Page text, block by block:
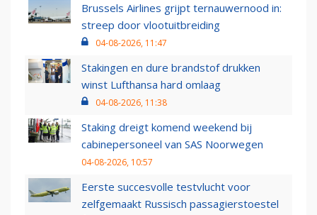
Brussels Airlines grijpt ternauwernood in:
streep door vlootuitbreiding
04-08-2026, 11:47
Stakingen en dure brandstof drukken
winst Lufthansa hard omlaag
04-08-2026, 11:38
Staking dreigt komend weekend bij
cabinepersoneel van SAS Noorwegen
04-08-2026, 10:57
Eerste succesvolle testvlucht voor
zelfgemaakt Russisch passagierstoestel